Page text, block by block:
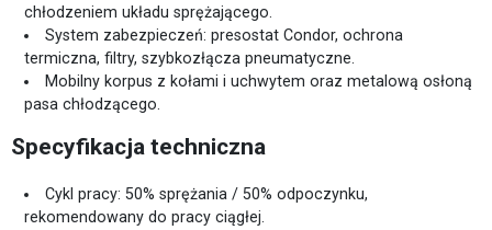
chłodzeniem układu sprężającego.
System zabezpieczeń: presostat Condor, ochrona
termiczna, filtry, szybkozłącza pneumatyczne.
Mobilny korpus z kołami i uchwytem oraz metalową osłoną
pasa chłodzącego.
Specyfikacja techniczna
Cykl pracy: 50% sprężania / 50% odpoczynku,
rekomendowany do pracy ciągłej.